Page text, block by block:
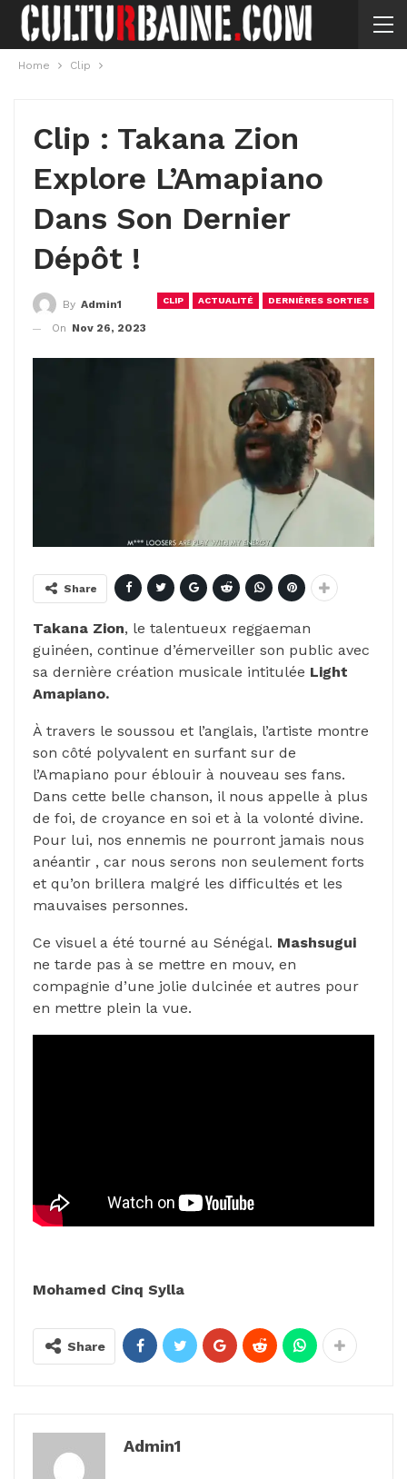
Home Clip
Clip : Takana Zion
Explore L’Amapiano
Dans Son Dernier
Dépôt !
CLIP ACTUALITÉ DERNIÈRES SORTIES
By Admin1
On Nov 26, 2023
Share
Takana Zion, le talentueux reggaeman
guinéen, continue d’émerveiller son public avec
sa dernière création musicale intitulée Light
Amapiano.
À travers le soussou et l’anglais, l’artiste montre
son côté polyvalent en surfant sur de
l’Amapiano pour éblouir à nouveau ses fans.
Dans cette belle chanson, il nous appelle à plus
de foi, de croyance en soi et à la volonté divine.
Pour lui, nos ennemis ne pourront jamais nous
anéantir , car nous serons non seulement forts
et qu’on brillera malgré les difficultés et les
mauvaises personnes.
Ce visuel a été tourné au Sénégal. Mashsugui
ne tarde pas à se mettre en mouv, en
compagnie d’une jolie dulcinée et autres pour
en mettre plein la vue.
Mohamed Cinq Sylla
Share
Admin1